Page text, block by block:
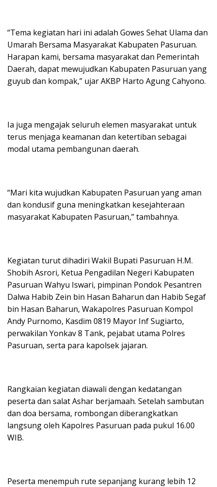
“Tema kegiatan hari ini adalah Gowes Sehat Ulama dan
Umarah Bersama Masyarakat Kabupaten Pasuruan.
Harapan kami, bersama masyarakat dan Pemerintah
Daerah, dapat mewujudkan Kabupaten Pasuruan yang
guyub dan kompak,” ujar AKBP Harto Agung Cahyono.
Ia juga mengajak seluruh elemen masyarakat untuk
terus menjaga keamanan dan ketertiban sebagai
modal utama pembangunan daerah.
“Mari kita wujudkan Kabupaten Pasuruan yang aman
dan kondusif guna meningkatkan kesejahteraan
masyarakat Kabupaten Pasuruan,” tambahnya.
Kegiatan turut dihadiri Wakil Bupati Pasuruan H.M.
Shobih Asrori, Ketua Pengadilan Negeri Kabupaten
Pasuruan Wahyu Iswari, pimpinan Pondok Pesantren
Dalwa Habib Zein bin Hasan Baharun dan Habib Segaf
bin Hasan Baharun, Wakapolres Pasuruan Kompol
Andy Purnomo, Kasdim 0819 Mayor Inf Sugiarto,
perwakilan Yonkav 8 Tank, pejabat utama Polres
Pasuruan, serta para kapolsek jajaran.
Rangkaian kegiatan diawali dengan kedatangan
peserta dan salat Ashar berjamaah. Setelah sambutan
dan doa bersama, rombongan diberangkatkan
langsung oleh Kapolres Pasuruan pada pukul 16.00
WIB.
Peserta menempuh rute sepanjang kurang lebih 12